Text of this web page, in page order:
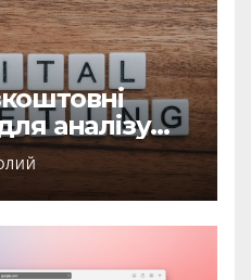
аналізу
цифровому